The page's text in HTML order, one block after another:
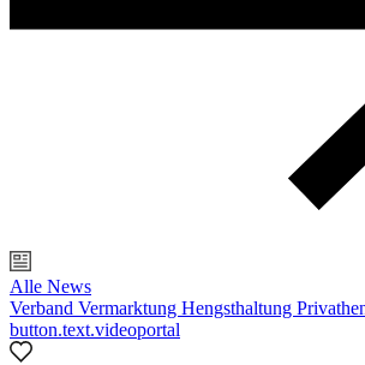
Alle News
Verband Vermarktung Hengsthaltung
button.text.videoportal